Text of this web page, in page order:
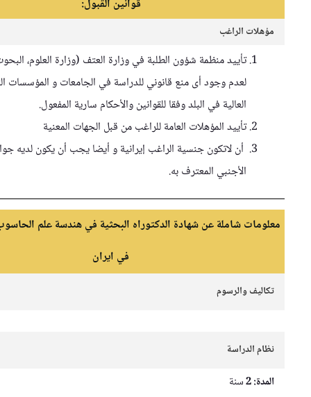
تأييد منظمة شؤون الطلبة في وزارة العتف (وزارة العلوم، البحوث والتقنية)
لعدم وجود أى منع قانوني للدراسة في الجامعات و المؤسسات التعليمية
العالية في البلد وفقا للقوانين والأحكام سارية المفعول.
تأييد المؤهلات العامة للراغب من قبل الجهات المعنية
أن لاتكون جنسية الراغب إيرانية و أيضا يجب أن يكون لديه جواز السفر
الأجنبي المعترف به.
شاملة عن شهادة الدكتوراه البحثية في هندسة علم الحاسوب و البرمجيات